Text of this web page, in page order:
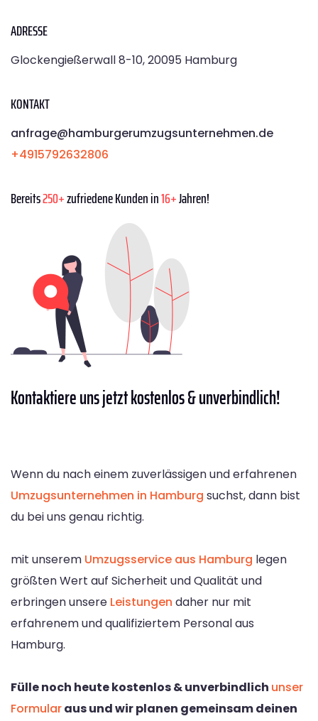
ADRESSE
Glockengießerwall 8-10, 20095 Hamburg
KONTAKT
anfrage@hamburgerumzugsunternehmen.de
+4915792632806
Bereits250+zufriedene Kunden in16+Jahren!
Kontaktiereuns jetzt kostenlos & unverbindlich!
Wenn du nach einem zuverlässigen und erfahrenen
Umzugsunternehmen in Hamburg suchst, dann bist
du bei uns genau richtig.
mit unserem Umzugsservice aus Hamburg legen
größten Wert auf Sicherheit und Qualität und
erbringen unsere Leistungen daher nur mit
erfahrenem und qualifiziertem Personal aus
Hamburg.
Fülle noch heute kostenlos & unverbindlich unser
Formularaus und wir planen gemeinsam deinen